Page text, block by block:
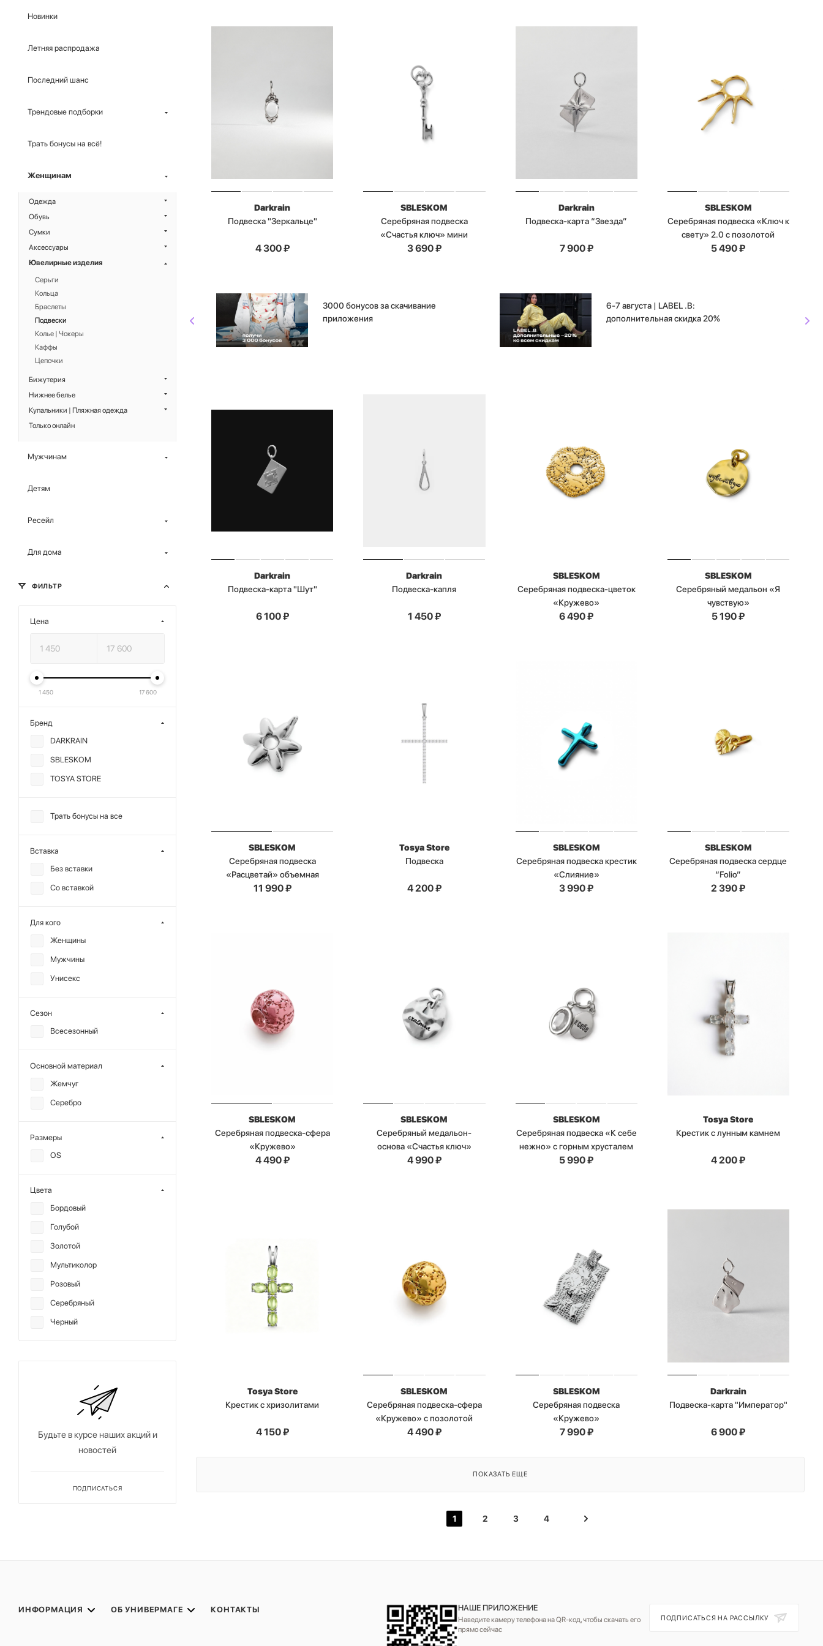
Darkrain
Подвеска "Зеркальце"
4 300₽
SBLESKOM
Серебряная подвеска
«Счастья ключ» мини
3 690₽
Darkrain
Подвеска-карта “Звезда”
7 900₽
SBLESKOM
Серебряная подвеска «Ключ к
свету» 2.0 с позолотой
5 490₽
3000 бонусов за скачивание
приложения
6-7 августа | LABEL .B:
дополнительная скидка 20%
Darkrain
Подвеска-карта "Шут"
6 100₽
Darkrain
Подвеска-капля
1 450₽
SBLESKOM
Серебряная подвеска-цветок
«Кружево»
6 490₽
SBLESKOM
Серебряный медальон «Я
чувствую»
5 190₽
SBLESKOM
Серебряная подвеска
«Расцветай» объемная
11 990₽
Tosya Store
Подвеска
4 200₽
SBLESKOM
Серебряная подвеска крестик
«Слияние»
3 990₽
SBLESKOM
Серебряная подвеска сердце
“Folio”
2 390₽
SBLESKOM
Серебряная подвеска-сфера
«Кружево»
4 490₽
SBLESKOM
Серебряный медальон-
основа «Счастья ключ»
4 990₽
SBLESKOM
Серебряная подвеска «К себе
нежно» с горным хрусталем
5 990₽
Tosya Store
Крестик с лунным камнем
4 200₽
Tosya Store
Крестик с хризолитами
4 150₽
SBLESKOM
Серебряная подвеска-сфера
«Кружево» с позолотой
4 490₽
SBLESKOM
Серебряная подвеска
«Кружево»
7 990₽
Darkrain
Подвеска-карта "Император"
6 900₽
ПОКАЗАТЬ ЕЩЕ
1 2 3 4
Новинки
Летняя распродажа
Последний шанс
Трендовые подборки
Трать бонусы на всё!
Женщинам
Одежда
Обувь
Сумки
Аксессуары
Ювелирные изделия
Серьги
Кольца
Браслеты
Подвески
Колье | Чокеры
Каффы
Цепочки
Бижутерия
Нижнее белье
Купальники | Пляжная одежда
Только онлайн
Мужчинам
Детям
Ресейл
Для дома
ФИЛЬТР
Цена
1 450 17 600
Бренд
DARKRAIN
SBLESKOM
TOSYA STORE
Трать бонусы на все
Вставка
Без вставки
Со вставкой
Для кого
Женщины
Мужчины
Унисекс
Сезон
Всесезонный
Основной материал
Жемчуг
Серебро
Размеры
OS
Цвета
Бордовый
Голубой
Золотой
Мультиколор
Розовый
Серебряный
Черный
Будьте в курсе наших акций и
новостей
ПОДПИСАТЬСЯ
ИНФОРМАЦИЯ ОБ УНИВЕРМАГЕ КОНТАКТЫ НАШЕ ПРИЛОЖЕНИЕ
Наведите камеру телефона на QR-код, чтобы скачать его
прямо сейчас
ПОДПИСАТЬСЯ НА РАССЫЛКУ